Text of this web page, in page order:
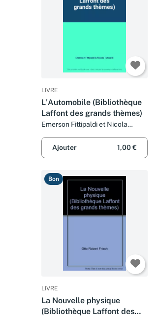
LIVRE
L'Automobile (Bibliothèque
Laffont des grands thèmes)
Emerson Fittipaldi et Nicola
Ajouter
1,00 €
Bon
LIVRE
La Nouvelle physique
(Bibliothèque Laffont des